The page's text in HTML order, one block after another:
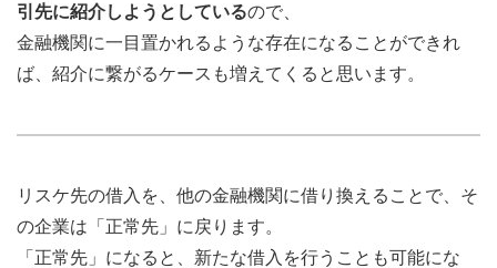
引先に紹介しようとしているので、
金融機関に一目置かれるような存在になることができれ
ば、紹介に繋がるケースも増えてくると思います。
リスケ先の借入を、他の金融機関に借り換えることで、そ
の企業は「正常先」に戻ります。
「正常先」になると、新たな借入を行うことも可能にな